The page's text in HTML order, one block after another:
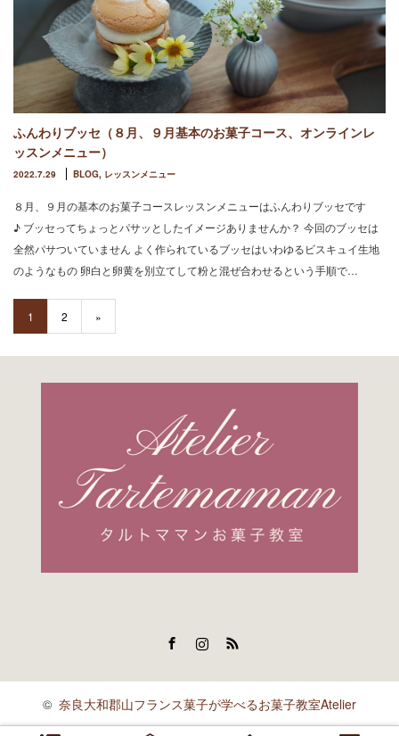
ふんわりブッセ（８月、９月基本のお菓子コース、オンラインレ
ッスンメニュー）
2022.7.29 BLOG, レッスンメニュー
８月、９月の基本のお菓子コースレッスンメニューはふんわりブッセです
♪ ブッセってちょっとパサッとしたイメージありませんか？ 今回のブッセは
全然パサついていません よく作られているブッセはいわゆるビスキュイ生地
のようなもの 卵白と卵黄を別立てして粉と混ぜ合わせるという手順で…
1 2 »
© 奈良大和郡山フランス菓子が学べるお菓子教室Atelier